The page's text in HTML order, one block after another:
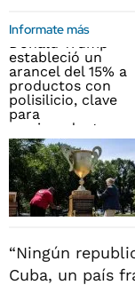
Informate más
“Ningún
Cuba, un país